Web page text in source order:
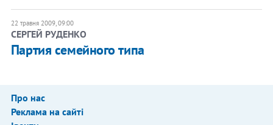
22 травня 2009, 09:00
СЕРГЕЙ РУДЕНКО
Партия семейного типа
Про нас
Реклама на сайті